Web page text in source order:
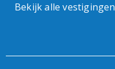
Bekijk alle vestigingen